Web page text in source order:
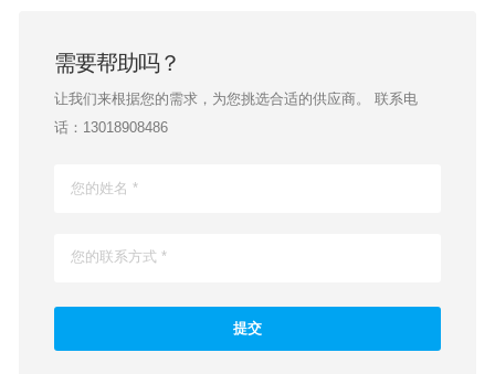
需要帮助吗？
让我们来根据您的需求，为您挑选合适的供应商。 联系电
话：13018908486